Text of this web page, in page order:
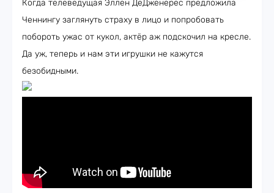
Когда телеведущая Эллен ДеДженерес предложила
Ченнингу заглянуть страху в лицо и попробовать
побороть ужас от кукол, актёр аж подскочил на кресле.
Да уж, теперь и нам эти игрушки не кажутся
безобидными.